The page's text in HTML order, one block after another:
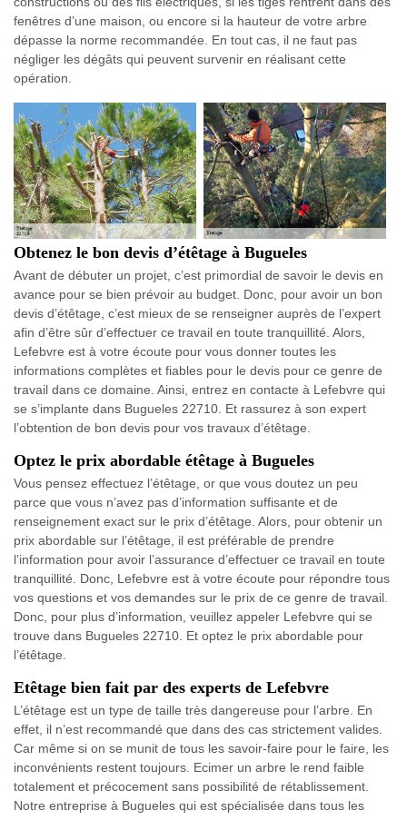
fenêtres d’une maison, ou encore si la hauteur de votre arbre
dépasse la norme recommandée. En tout cas, il ne faut pas
négliger les dégâts qui peuvent survenir en réalisant cette
opération.
Obtenez le bon devis d’étêtage à Bugueles
Avant de débuter un projet, c’est primordial de savoir le devis en
avance pour se bien prévoir au budget. Donc, pour avoir un bon
devis d’étêtage, c’est mieux de se renseigner auprès de l’expert
afin d’être sûr d’effectuer ce travail en toute tranquillité. Alors,
Lefebvre est à votre écoute pour vous donner toutes les
informations complètes et fiables pour le devis pour ce genre de
travail dans ce domaine. Ainsi, entrez en contacte à Lefebvre qui
se s’implante dans Bugueles 22710. Et rassurez à son expert
l’obtention de bon devis pour vos travaux d’étêtage.
Optez le prix abordable étêtage à Bugueles
Vous pensez effectuez l’étêtage, or que vous doutez un peu
parce que vous n’avez pas d’information suffisante et de
renseignement exact sur le prix d’étêtage. Alors, pour obtenir un
prix abordable sur l’étêtage, il est préférable de prendre
l’information pour avoir l’assurance d’effectuer ce travail en toute
tranquillité. Donc, Lefebvre est à votre écoute pour répondre tous
vos questions et vos demandes sur le prix de ce genre de travail.
Donc, pour plus d’information, veuillez appeler Lefebvre qui se
trouve dans Bugueles 22710. Et optez le prix abordable pour
l’étêtage.
Etêtage bien fait par des experts de Lefebvre
L’étêtage est un type de taille très dangereuse pour l’arbre. En
effet, il n’est recommandé que dans des cas strictement valides.
Car même si on se munit de tous les savoir-faire pour le faire, les
inconvénients restent toujours. Ecimer un arbre le rend faible
totalement et précocement sans possibilité de rétablissement.
Notre entreprise à Bugueles qui est spécialisée dans tous les